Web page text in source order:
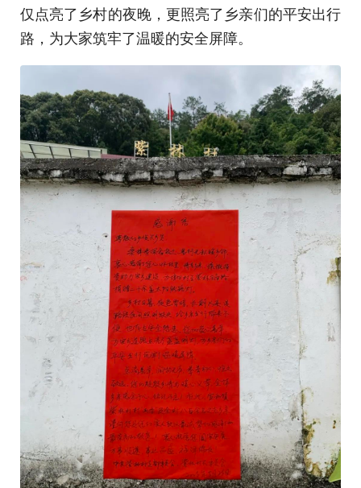
仅点亮了乡村的夜晚，更照亮了乡亲们的平安出行
路，为大家筑牢了温暖的安全屏障。